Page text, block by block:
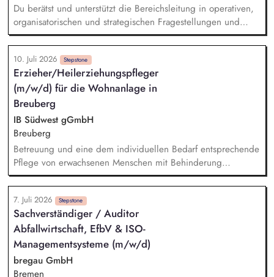
Du berätst und unterstützt die Bereichsleitung in operativen,
organisatorischen und strategischen Fragestellungen und
vertrittst die Einrichtungs- und Hausleitungen im
Abwesenheitsfall. Du führst ein kleines Team fachlich und
organisatorisch und wirkst an einer wirtschaftlichen
Betriebsführung mit, u. a. im Personal- und
Leistungscontrolling. Du kooperierst mit Kostenträgern,
Behörden und Netzwerkpartner*innen im Sozialraum und
stellst die Einhaltung gesetzlicher und fachlicher Vorgaben
(u. a. BTHG, RV 3, HBPG) sicher. Du wirkst am
Qualitätsmanagement mit, entwickelst neue Angebote für
Menschen mit Behinderung und bringst dich in
bereichsübergreifende Projekte sowie die konzeptionelle
Weiterentwicklung unserer Besonderen Wohnformen ein.
10. Juli 2026 Stepstone
Erzieher/Heilerziehungspfleger
(m/w/d) für die Wohnanlage in
Breuberg
IB Südwest gGmbH
Breuberg
Betreuung und eine dem individuellen Bedarf entsprechende
Pflege von erwachsenen Menschen mit Behinderung
Pädagogische Intervention, Begleitung und Unterstützung in
alltäglichen Situationen Medikamentenvergabe und
pflegerische Assistenz Begleitung von medizinischen
Terminen Intervention bei Krisen Einbringen von neuen Ideen
und Ansichten zur Weiterentwicklung der Wohnanlage
Objektive Beobachtung, Evaluation und Dokumentation
7. Juli 2026 Stepstone
Sachverständiger / Auditor
Abfallwirtschaft, EfbV & ISO-
Managementsysteme (m/w/d)
bregau GmbH
Bremen